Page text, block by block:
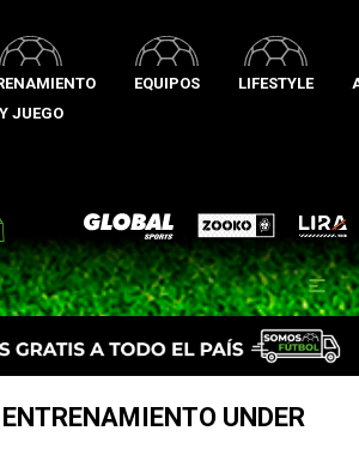
Y JUEGO
EQUIPOS LIFESTYLE
Global Sports Zooko Lira

UNDER